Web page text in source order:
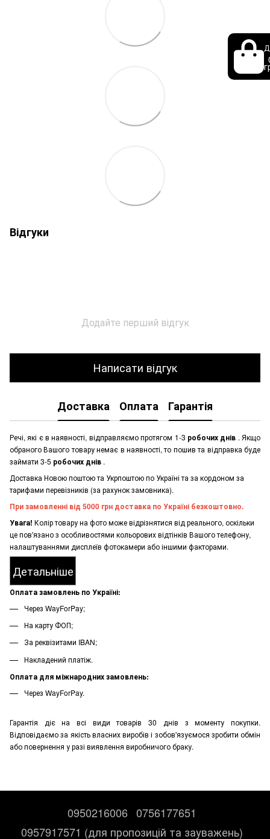
Відгуки
Додайте перший відгук
Написати відгук
Доставка Оплата Гарантія
Речі, які є в наявності, відправляємо протягом 1-3 робочих днів . Якщо
обраного Вашого товару немає в наявності, то пошив та відправка буде
займати 3-5 робочих днів .
Доставка Новою поштою та Укрпоштою по Україні та за кордоном за
тарифами перевізників (за рахунок замовника).
При замовленні від 5000 грн доставка по Україні безкоштовно.
Увага! Колір товару на фото може відрізнятися від реального, оскільки
це пов'язано з особливостями кольорових відтінків Вашого телефону,
налаштуваннями дисплеїв фотокамери або іншими факторами.
Детальніше
Оплата замовлень по Україні:
Через WayForPay;
На карту ФОП;
За реквізитами IBAN;
Накладений платіж.
Оплата для міжнародних замовлень:
Через WayForPay.
Гарантія діє на всі види товарів 30 днів з моменту покупки.
Відповідаємо за якість власних виробів і зобов'язуємося зробити обмін
або повернення у разі виявлення виробничого браку.
0950216006 0756177651
0957917571 (для пропозицій та зауважень)